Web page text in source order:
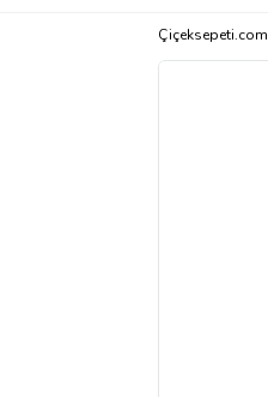
Çiçeksepeti.com